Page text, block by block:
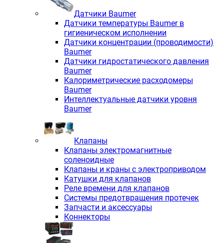
Датчики Baumer
Датчики температуры Baumer в
гигиеническом исполнении
Датчики концентрации (проводимости)
Baumer
Датчики гидростатического давления
Baumer
Калориметрические расходомеры
Baumer
Интеллектуальные датчики уровня
Baumer
Клапаны
Клапаны электромагнитные
соленоидные
Клапаны и краны с электроприводом
Катушки для клапанов
Реле времени для клапанов
Системы предотвращения протечек
Запчасти и аксессуары
Коннекторы